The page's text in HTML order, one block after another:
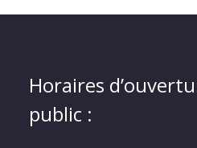
Horaires
public :